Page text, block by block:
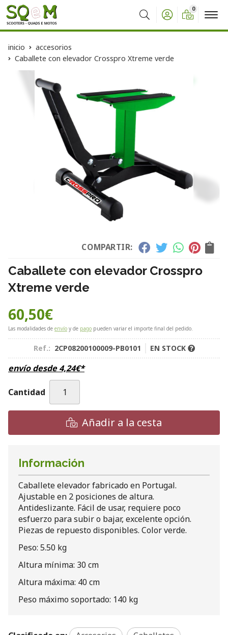
Buscar
0
inicio
accesorios
Caballete con elevador Crosspro Xtreme verde
COMPARTIR:
Caballete con elevador Crosspro
Xtreme verde
60,50€
Las modalidades de envío y de pago pueden variar el importe final del pedido.
Ref.: 2CP08200100009-PB0101 EN STOCK
envío desde4,24€*
Cantidad
Añadir a la cesta
Información
Caballete elevador fabricado en Portugal.
Ajustable en 2 posiciones de altura.
Antideslizante. Fácil de usar, requiere poco
esfuerzo para subir o bajar, excelente opción.
Piezas de repuesto disponibles. Color verde.
Peso: 5.50 kg
Altura mínima: 30 cm
Altura máxima: 40 cm
Peso máximo soportado: 140 kg